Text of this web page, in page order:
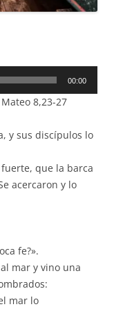
00:00
8,23-27
y sus discípulos lo
que la barca
acercaron y lo
fe?».
mar y vino una
mar lo